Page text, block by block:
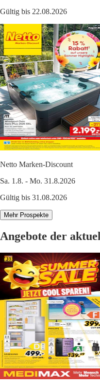
Gültig bis 22.08.2026
Netto Marken-Discount
Sa. 1.8. - Mo. 31.8.2026
Gültig bis 31.08.2026
Mehr Prospekte
Angebote der